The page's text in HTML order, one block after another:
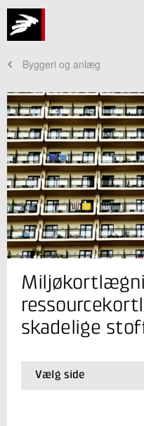
Byggeri og anlæg
Jeg er din
Lene Dalvang
Seniorkonsulent
Bæredygtigt byggeri
+45 72 20 22 57
Send e-mail
Skriv til mig
skadelige
Vælg side
01.Forside